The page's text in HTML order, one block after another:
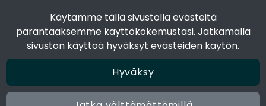
Käytämme tällä sivustolla evästeitä
parantaaksemme käyttökokemustasi. Jatkamalla
sivuston käyttöä hyväksyt evästeiden käytön.
Hyväksy
Seuraa sosiaalisessa mediassa
Facebook